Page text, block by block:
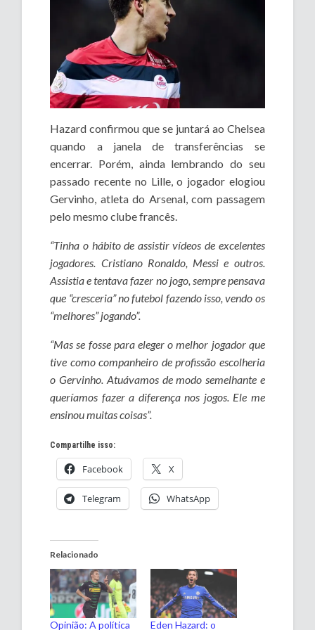
Hazard confirmou que se juntará ao Chelsea
quando a janela de transferências se
encerrar. Porém, ainda lembrando do seu
passado recente no Lille, o jogador elogiou
Gervinho, atleta do Arsenal, com passagem
pelo mesmo clube francês.
“Tinha o hábito de assistir vídeos de excelentes
jogadores. Cristiano Ronaldo, Messi e outros.
Assistia e tentava fazer no jogo, sempre pensava
que “cresceria” no futebol fazendo isso, vendo os
“melhores” jogando”.
“Mas se fosse para eleger o melhor jogador que
tive como companheiro de profissão escolheria
o Gervinho. Atuávamos de modo semelhante e
queríamos fazer a diferença nos jogos. Ele me
ensinou muitas coisas”.
Compartilhe isso:
Facebook X
Telegram WhatsApp
Relacionado
Opinião: A política Eden Hazard: o